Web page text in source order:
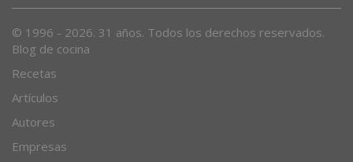
Blog de cocina
Recetas
Artículos
Autores